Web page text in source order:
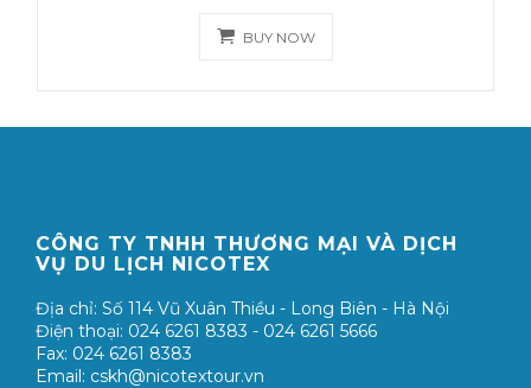
BUY NOW
CÔNG TY TNHH THƯƠNG MẠI VÀ DỊCH
VỤ DU LỊCH NICOTEX
Địa chỉ: Số 114 Vũ Xuân Thiều - Long Biên - Hà Nội
Điện thoại: 024 6261 8383 - 024 6261 5666
Fax: 024 6261 8383
Email: cskh@nicotextour.vn